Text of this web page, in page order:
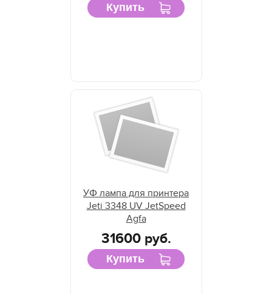
Купить
УФ лампа для принтера
Jeti 3348 UV JetSpeed
Agfa
31600 руб.
Купить